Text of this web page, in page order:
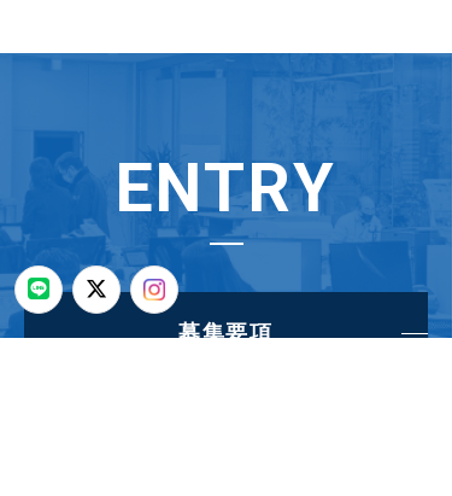
ENTRY
募集要項